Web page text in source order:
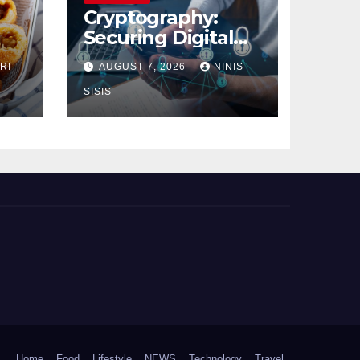
Cryptography:
Securing Digital
Communication
AUGUST 7, 2026 NINIS
SISIS